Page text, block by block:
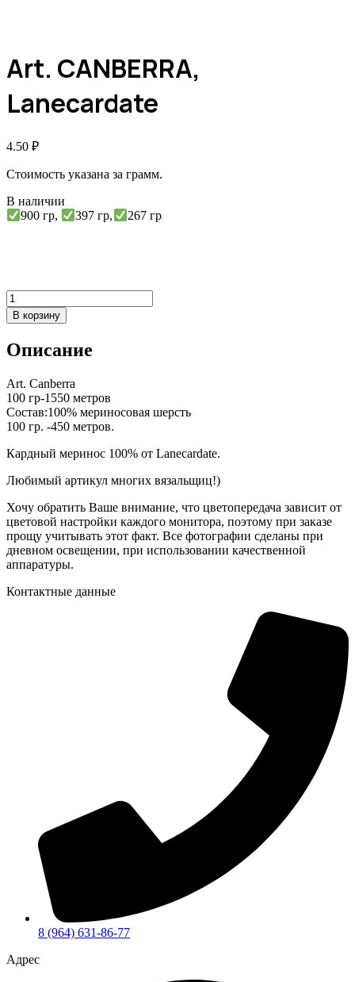
Art. CANBERRA,
Lanecardate
4.50 ₽
Стоимость указана за грамм.
В наличии
900 гр,
397 гр, 267 гр
Количество
товара
Art.
Lanecardate
В корзину
Описание
Art. Canberra
100 гр-1550 метров
Состав:100% мериносовая шерсть
100 гр. -450 метров.
Кардный меринос 100% от Lanecardate.
Любимый артикул многих вязальщиц!)
Хочу обратить Ваше внимание, что цветопередача зависит от
цветовой настройки каждого монитора, поэтому при заказе
прощу учитывать этот факт. Все фотографии сделаны при
дневном освещении, при использовании качественной
аппаратуры.
Контактные данные
8 (964) 631-86-77
Адрес